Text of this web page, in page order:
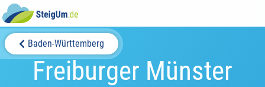
Baden-Württemberg
Freiburger Münster